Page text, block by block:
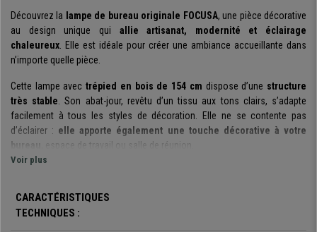
Découvrez la lampe de bureau originale FOCUSA, une pièce décorative
au design unique qui allie artisanat, modernité et éclairage
chaleureux. Elle est idéale pour créer une ambiance accueillante dans
n’importe quelle pièce.
Cette lampe avec trépied en bois de 154 cm dispose d’une structure
très stable. Son abat-jour, revêtu d’un tissu aux tons clairs, s’adapte
facilement à tous les styles de décoration. Elle ne se contente pas
d’éclairer : elle apporte également une touche décorative à votre
bureau
, espace de travail ou salle de réunion.
confortable. Cette lampe sur pied est équipée d’un pratique interrupteur
au pied pour l’allumer et l’éteindre facilement. De plus, son étagère
Voir plus
CARACTÉRISTIQUES
TECHNIQUES :